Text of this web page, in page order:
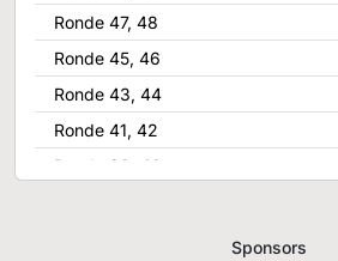
Ronde 47, 48
Ronde 45, 46
Ronde 43, 44
Ronde 41, 42
Ronde 39, 40
Sponsors